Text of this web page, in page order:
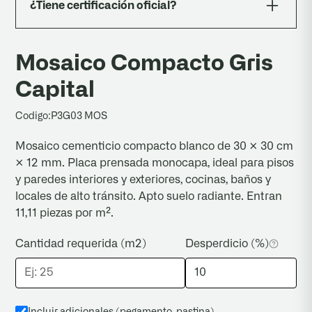
período el piso se estabiliza.
¿Tiene certificación oficial?
ensayada por el INTI bajo la norma IRAM
1522:1971 (informe OT N° 224-4075). Cumple
los cuatro ensayos exigidos.
Mosaico Compacto Gris
Capital
Codigo: P3G03 MOS
Mosaico cementicio compacto blanco de 30 × 30 cm
× 12 mm. Placa prensada monocapa, ideal para pisos
y paredes interiores y exteriores, cocinas, baños y
locales de alto tránsito. Apto suelo radiante. Entran
11,11 piezas por m².
Cantidad requerida (m2) Desperdicio (%)